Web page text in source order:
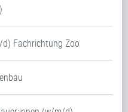
Fachrichtung Zoo